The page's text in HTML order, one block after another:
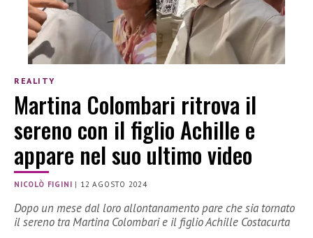
REALITY
Martina Colombari ritrova il
sereno con il figlio Achille e
appare nel suo ultimo video
NICOLÒ FIGINI | 12 AGOSTO 2024
Dopo un mese dal loro allontanamento pare che sia tornato
il sereno tra Martina Colombari e il figlio Achille Costacurta